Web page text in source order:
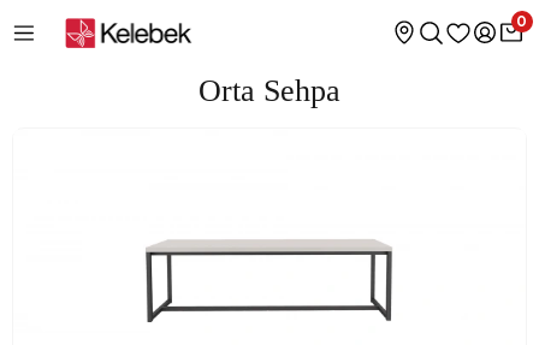
0
Orta Sehpa